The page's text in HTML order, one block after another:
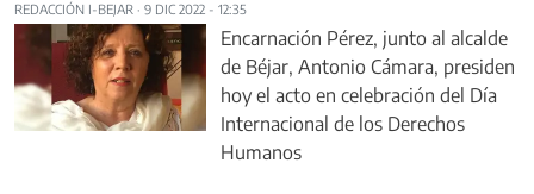
REDACCIÓN I-BEJAR · 9 DIC 2022 - 12:35
Encarnación Pérez, junto al alcalde
de Béjar, Antonio Cámara, presiden
hoy el acto en celebración del Día
Internacional de los Derechos
Humanos